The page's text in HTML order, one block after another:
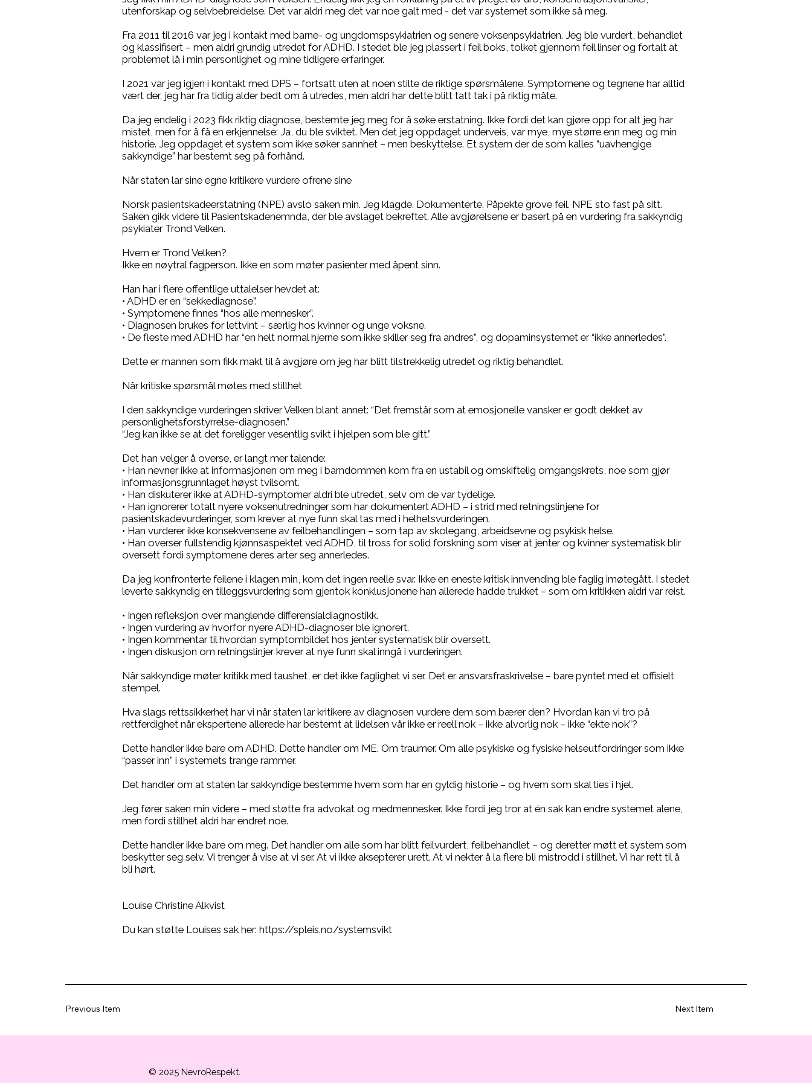
utenforskap og selvbebreidelse. Det var aldri meg det var noe galt med - det var systemet som ikke så meg.
Fra 2011 til 2016 var jeg i kontakt med barne- og ungdomspsykiatrien og senere voksenpsykiatrien. Jeg ble vurdert, behandlet
og klassifisert – men aldri grundig utredet for ADHD. I stedet ble jeg plassert i feil boks, tolket gjennom feil linser og fortalt at
problemet lå i min personlighet og mine tidligere erfaringer.
I 2021 var jeg igjen i kontakt med DPS – fortsatt uten at noen stilte de riktige spørsmålene. Symptomene og tegnene har alltid
vært der, jeg har fra tidlig alder bedt om å utredes, men aldri har dette blitt tatt tak i på riktig måte.
Da jeg endelig i 2023 fikk riktig diagnose, bestemte jeg meg for å søke erstatning. Ikke fordi det kan gjøre opp for alt jeg har
mistet, men for å få en erkjennelse: Ja, du ble sviktet. Men det jeg oppdaget underveis, var mye, mye større enn meg og min
historie. Jeg oppdaget et system som ikke søker sannhet – men beskyttelse. Et system der de som kalles “uavhengige
sakkyndige” har bestemt seg på forhånd.
Når staten lar sine egne kritikere vurdere ofrene sine
Norsk pasientskadeerstatning (NPE) avslo saken min. Jeg klagde. Dokumenterte. Påpekte grove feil. NPE sto fast på sitt.
Saken gikk videre til Pasientskadenemnda, der ble avslaget bekreftet. Alle avgjørelsene er basert på en vurdering fra sakkyndig
psykiater Trond Velken.
Hvem er Trond Velken?
Ikke en nøytral fagperson. Ikke en som møter pasienter med åpent sinn.
Han har i flere offentlige uttalelser hevdet at:
• ADHD er en “sekkediagnose”.
• Symptomene finnes “hos alle mennesker”.
• Diagnosen brukes for lettvint – særlig hos kvinner og unge voksne.
• De fleste med ADHD har “en helt normal hjerne som ikke skiller seg fra andres”, og dopaminsystemet er “ikke annerledes”.
Dette er mannen som fikk makt til å avgjøre om jeg har blitt tilstrekkelig utredet og riktig behandlet.
Når kritiske spørsmål møtes med stillhet
I den sakkyndige vurderingen skriver Velken blant annet: “Det fremstår som at emosjonelle vansker er godt dekket av
personlighetsforstyrrelse-diagnosen.”
“Jeg kan ikke se at det foreligger vesentlig svikt i hjelpen som ble gitt.”
Det han velger å overse, er langt mer talende:
• Han nevner ikke at informasjonen om meg i barndommen kom fra en ustabil og omskiftelig omgangskrets, noe som gjør
informasjonsgrunnlaget høyst tvilsomt.
• Han diskuterer ikke at ADHD-symptomer aldri ble utredet, selv om de var tydelige.
• Han ignorerer totalt nyere voksenutredninger som har dokumentert ADHD – i strid med retningslinjene for
pasientskadevurderinger, som krever at nye funn skal tas med i helhetsvurderingen.
• Han vurderer ikke konsekvensene av feilbehandlingen – som tap av skolegang, arbeidsevne og psykisk helse.
• Han overser fullstendig kjønnsaspektet ved ADHD, til tross for solid forskning som viser at jenter og kvinner systematisk blir
oversett fordi symptomene deres arter seg annerledes.
Da jeg konfronterte feilene i klagen min, kom det ingen reelle svar. Ikke en eneste kritisk innvending ble faglig imøtegått. I stedet
leverte sakkyndig en tilleggsvurdering som gjentok konklusjonene han allerede hadde trukket – som om kritikken aldri var reist.
• Ingen refleksjon over manglende differensialdiagnostikk.
• Ingen vurdering av hvorfor nyere ADHD-diagnoser ble ignorert.
• Ingen kommentar til hvordan symptombildet hos jenter systematisk blir oversett.
• Ingen diskusjon om retningslinjer krever at nye funn skal inngå i vurderingen.
Når sakkyndige møter kritikk med taushet, er det ikke faglighet vi ser. Det er ansvarsfraskrivelse – bare pyntet med et offisielt
stempel.
Hva slags rettssikkerhet har vi når staten lar kritikere av diagnosen vurdere dem som bærer den? Hvordan kan vi tro på
rettferdighet når ekspertene allerede har bestemt at lidelsen vår ikke er reell nok – ikke alvorlig nok – ikke “ekte nok”?
Dette handler ikke bare om ADHD. Dette handler om ME. Om traumer. Om alle psykiske og fysiske helseutfordringer som ikke
“passer inn” i systemets trange rammer.
Det handler om at staten lar sakkyndige bestemme hvem som har en gyldig historie – og hvem som skal ties i hjel.
Jeg fører saken min videre – med støtte fra advokat og medmennesker. Ikke fordi jeg tror at én sak kan endre systemet alene,
men fordi stillhet aldri har endret noe.
Dette handler ikke bare om meg. Det handler om alle som har blitt feilvurdert, feilbehandlet – og deretter møtt et system som
beskytter seg selv. Vi trenger å vise at vi ser. At vi ikke aksepterer urett. At vi nekter å la flere bli mistrodd i stillhet. Vi har rett til å
bli hørt.
Louise Christine Alkvist
Du kan støtte Louises sak her: https://spleis.no/systemsvikt
Next Item
Previous Item
© 2025 NevroRespekt.